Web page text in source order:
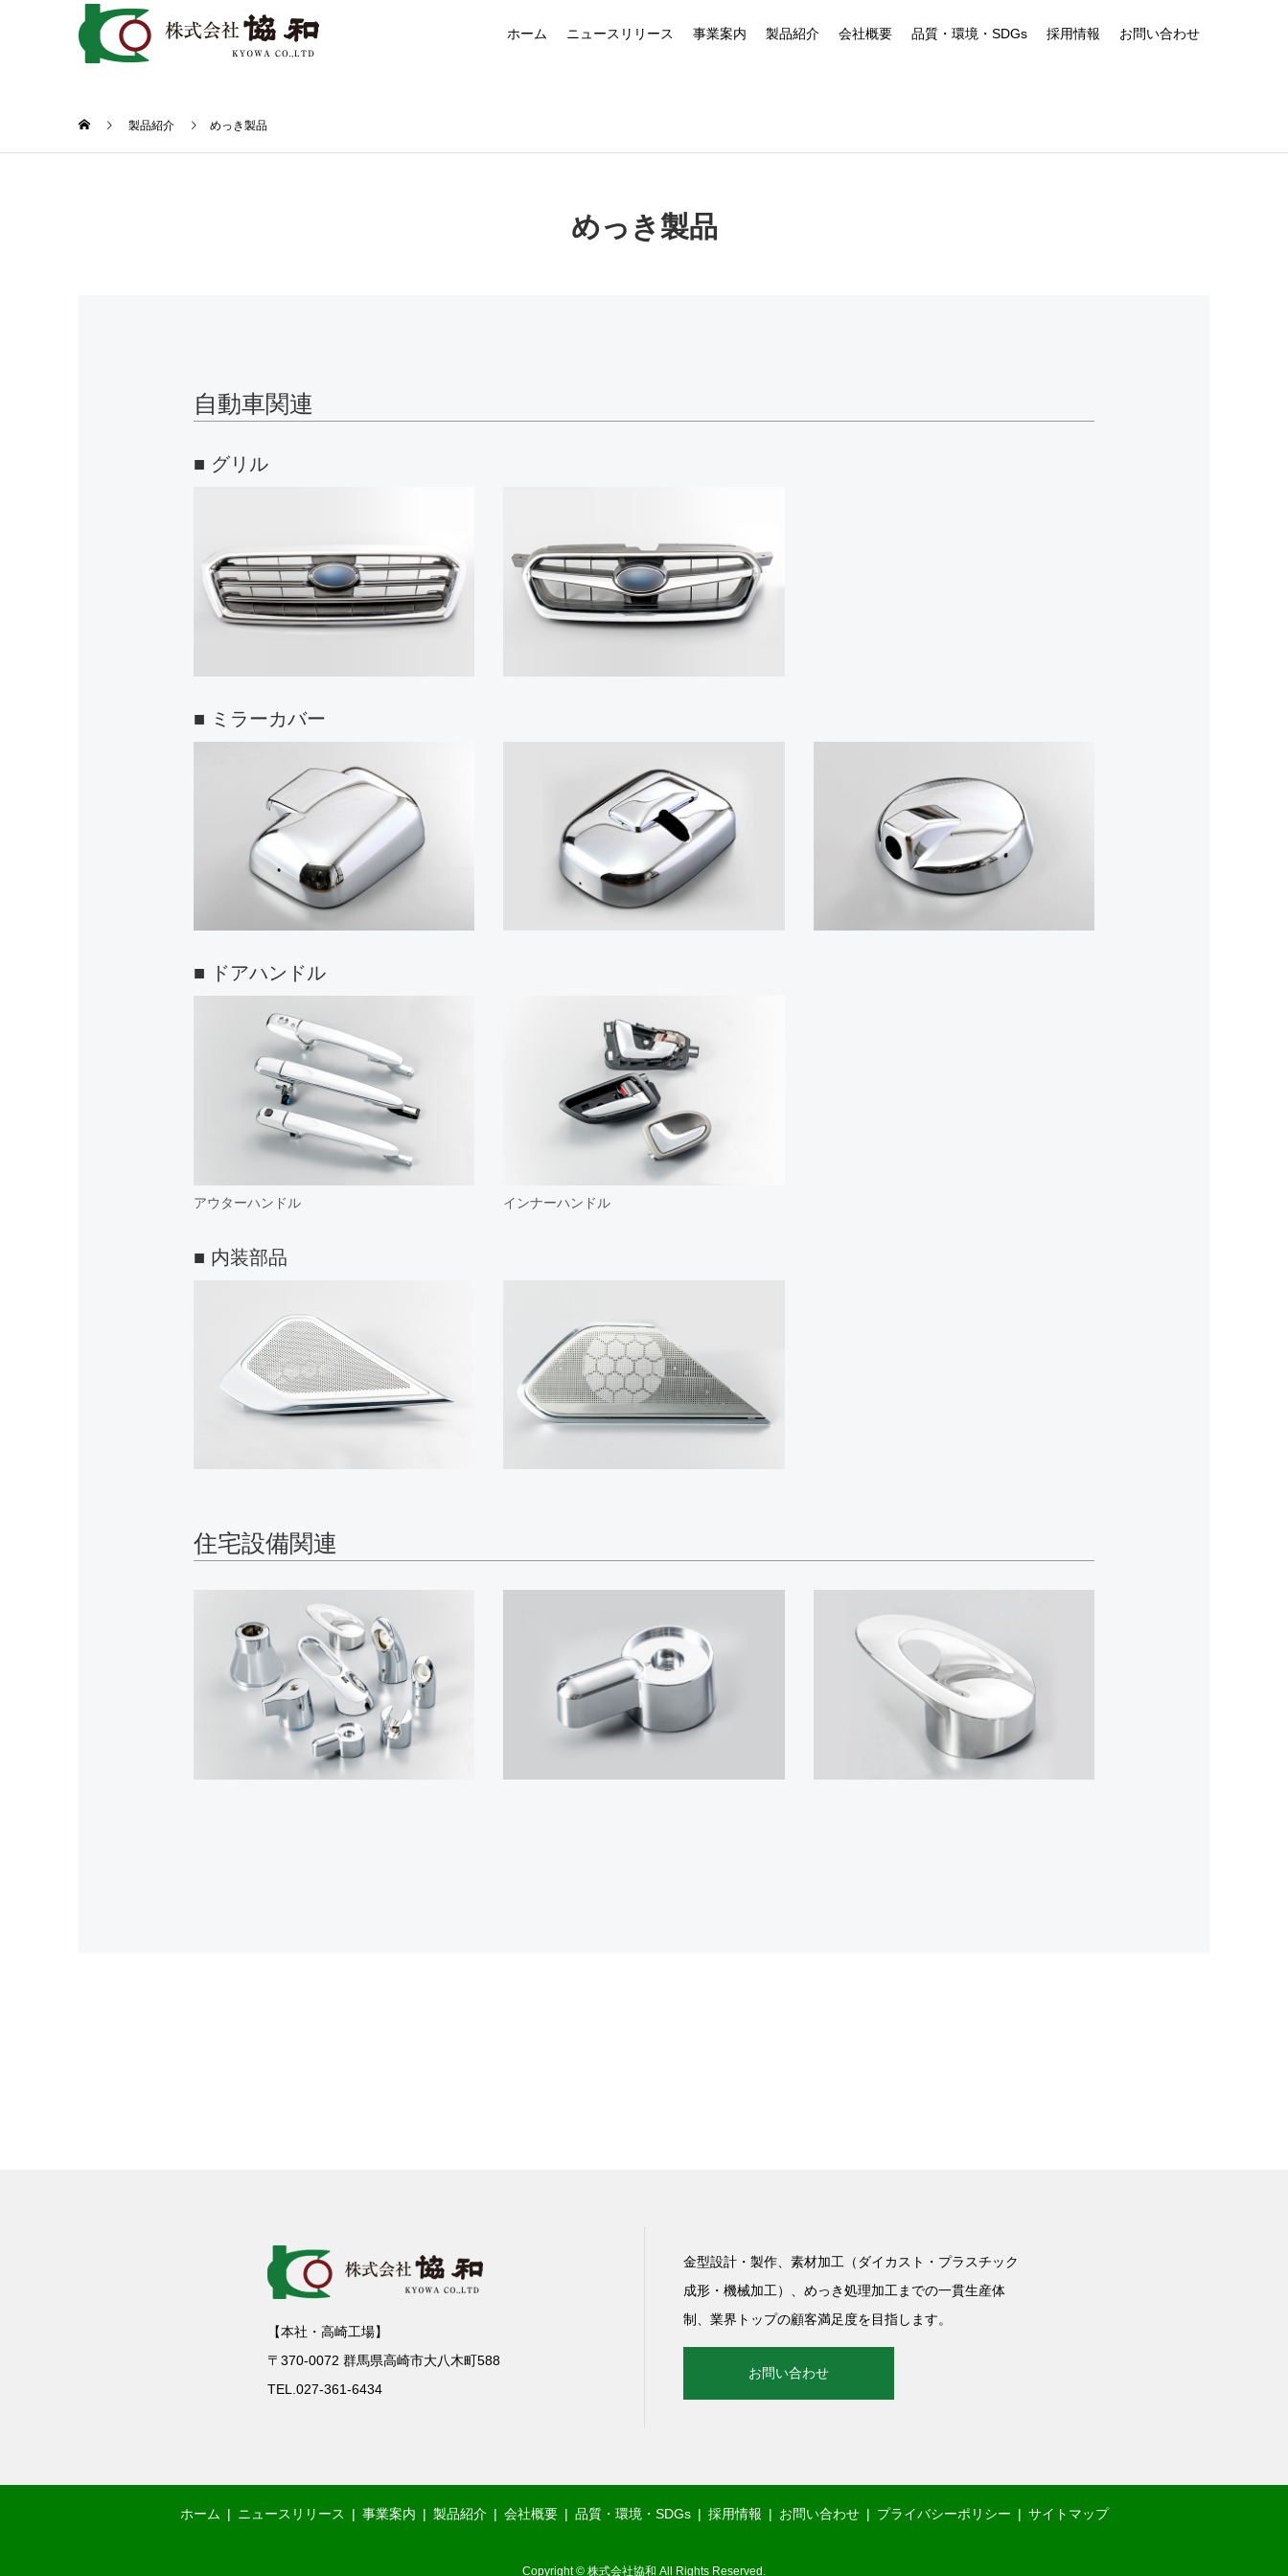
ホーム ニュースリリース 事業案内 製品紹介 会社概要 品質・環境・SDGs 採用情報 お問い合わせ
製品紹介 めっき製品
めっき製品
自動車関連
■ グリル
■ ミラーカバー
■ ドアハンドル
アウターハンドル インナーハンドル
■ 内装部品
住宅設備関連
【本社・高崎工場】
〒370-0072 群馬県高崎市大八木町588
TEL.027-361-6434
金型設計・製作、素材加工（ダイカスト・プラスチック
成形・機械加工）、めっき処理加工までの一貫生産体
制、業界トップの顧客満足度を目指します。
お問い合わせ
ホーム ニュースリリース 事業案内 製品紹介 会社概要 品質・環境・SDGs 採用情報 お問い合わせ プライバシーポリシー サイトマップ
Copyright © 株式会社協和 All Rights Reserved.